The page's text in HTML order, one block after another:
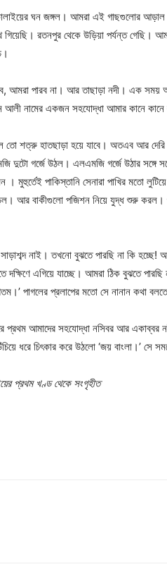
ঘন জঙ্গল। আমরা এই গাছগুলোর আড়াল
রতনপুর থেকে উড়িয়া পর্যন্ত গেছি।
আমরা পারব না। আর তাছাড়া নদী। এক সময়
আলী নামের একজন সহযোদ্ধা আমার কানে
তো শত্রু হাতছাড়া হয়ে যাবে। অতএব আর
দুটো গর্জে উঠল। এলএমজি গর্জে উঠার
মুহুর্তেই পাকিস্তানি সেনারা পাখির মতো
আর বাকীগুলো পজিশন নিয়ে যুদ্ধ শুরু
সাড়াশব্দ নাই। তখনো বুঝতে পারছি না কি
এগিয়ে যাচ্ছে। আমরা ঠিক বুঝতে পারছি
পাগলের প্রলাপের মতো সে নানান কথা
প্রথম আমাদের সহযোদ্ধা নসিবর আর একাব্বর
ধরে চিৎকার করে উঠলো ‘জয় বাংলা।’ সে
প্রথম খণ্ড থেকে সংগৃহীত